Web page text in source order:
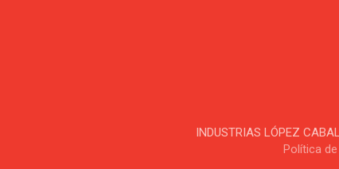
INDUSTRIAS LÓPEZ
Política